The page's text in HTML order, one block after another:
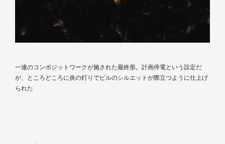
一連のコンポジットワークが施された最終形。計画停電という設定だ
が、ところどころに炎の灯りでビルのシルエットが際立つように仕上げ
られた